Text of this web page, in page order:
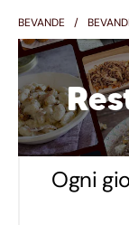
BEVANDE
Ogni